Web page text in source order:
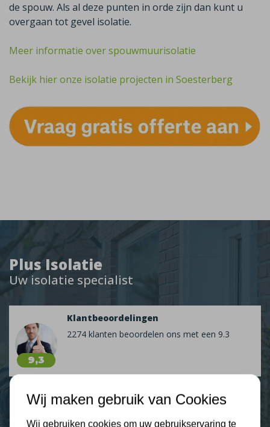
Plus Isolatie
Uw isolatie specialist
9,3
Klantbeoordelingen
2274 klanten beoordelen ons met een 9.3
Nieuws
de spouw. Als al deze punten in orde zijn dan kunt u
overgaan tot gevel isolatie.
Meer informatie over spouwmuurisolatie
Bekijk hier onze isolatie projecten in Soesterberg
Wij maken gebruik van Cookies
Wij gebruiken cookies om uw gebruikservaring te